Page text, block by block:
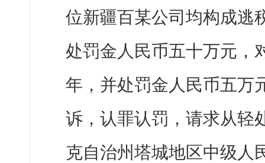
位新疆百某公司均构成逃
处罚金人民币五十万元，
年，并处罚金人民币五万
诉，认罪认罚，请求从轻
克自治州塔城地区中级人